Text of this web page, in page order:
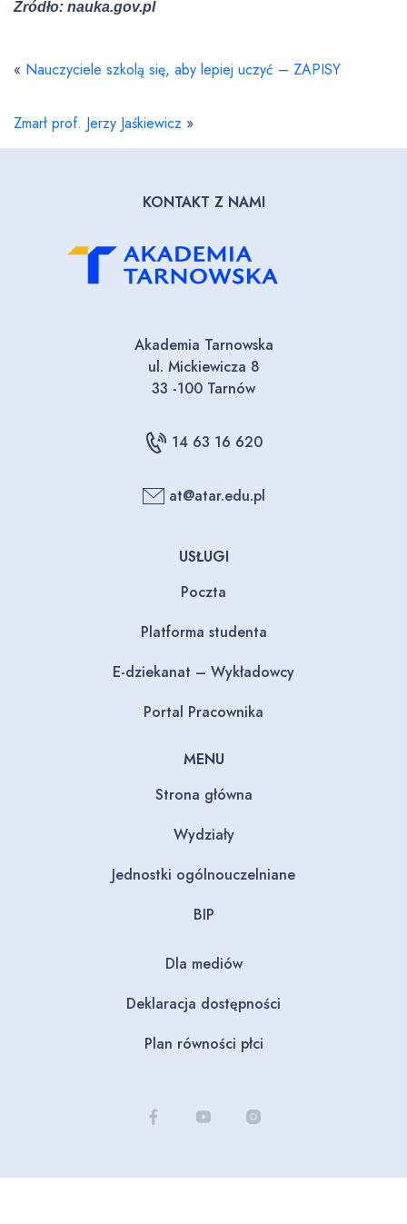
Źródło: nauka.gov.pl
« Nauczyciele szkolą się, aby lepiej uczyć – ZAPISY
Zmarł prof. Jerzy Jaśkiewicz »
KONTAKT Z NAMI
Akademia Tarnowska
ul. Mickiewicza 8
33 -100 Tarnów
14 63 16 620
at@atar.edu.pl
USŁUGI
Poczta
Platforma studenta
E-dziekanat – Wykładowcy
Portal Pracownika
MENU
Strona główna
Wydziały
Jednostki ogólnouczelniane
BIP
Dla mediów
Deklaracja dostępności
Plan równości płci